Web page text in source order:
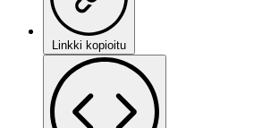
Linkki kopioitu